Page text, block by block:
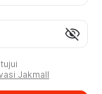
visibility_off
Jakmall